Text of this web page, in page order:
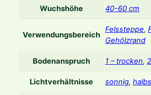
Wuchshöhe 40-60 cm
Verwendungsbereich
Felssteppe,
Gehölzrand
Bodenanspruch 1 – trocken,
Lichtverhältnisse sonnig,